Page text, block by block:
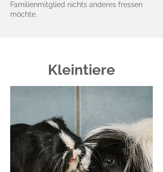
Familienmitglied nichts anderes fressen
möchte.
Kleintiere